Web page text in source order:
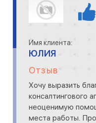
Имя клиента:
ЮЛИЯ
Отзыв
Хочу выразить
консалтингового
неоценимую
места работы.